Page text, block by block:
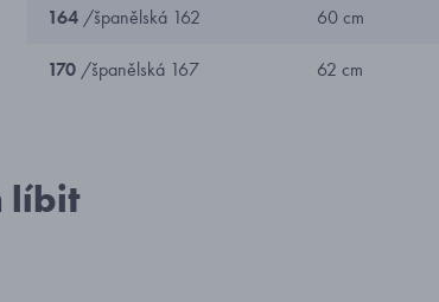
164/španělská 162 60 cm
170 /španělská 167 62 cm
líbit